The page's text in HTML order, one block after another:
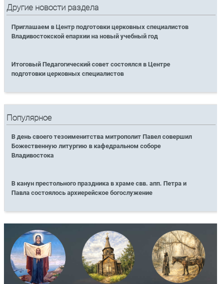
Другие новости раздела
Приглашаем в Центр подготовки церковных специалистов
Владивостокской епархии на новый учебный год
Итоговый Педагогический совет состоялся в Центре
подготовки церковных специалистов
Популярное
В день своего тезоименитства митрополит Павел совершил
Божественную литургию в кафедральном соборе
Владивостока
В канун престольного праздника в храме свв. апп. Петра и
Павла состоялось архиерейское богослужение